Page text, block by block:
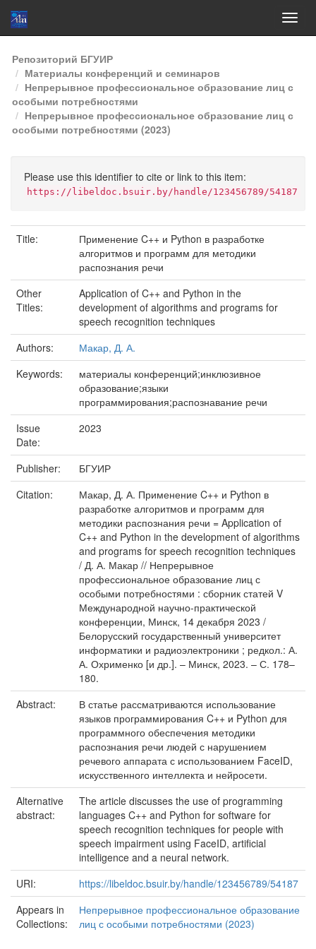
Skip
navigation
Репозиторий БГУИР
Материалы конференций и семинаров
Непрерывное профессиональное образование лиц с
особыми потребностями
Непрерывное профессиональное образование лиц с
особыми потребностями (2023)
Please use this identifier to cite or link to this item:
https://libeldoc.bsuir.by/handle/123456789/54187
Title:
Применение C++ и Python в разработке
алгоритмов и программ для методики
распознания речи
Other
Titles:
Application of C++ and Python in the
development of algorithms and programs for
speech recognition techniques
Authors:
Макар, Д. А.
Keywords:
материалы конференций;инклюзивное
образование;языки
программирования;распознавание речи
Issue
Date:
2023
Publisher:
БГУИР
Citation:
Макар, Д. А. Применение C++ и Python в
разработке алгоритмов и программ для
методики распознания речи = Application of
C++ and Python in the development of algorithms
and programs for speech recognition techniques
/ Д. А. Макар // Непрерывное
профессиональное образование лиц с
особыми потребностями : сборник статей V
Международной научно-практической
конференции, Минск, 14 декабря 2023 /
Белорусский государственный университет
информатики и радиоэлектроники ; редкол.: А.
А. Охрименко [и др.]. – Минск, 2023. – С. 178–
180.
Abstract:
В статье рассматриваются использование
языков программирования C++ и Python для
программного обеспечения методики
распознания речи людей с нарушением
речевого аппарата с использованием FaceID,
искусственного интеллекта и нейросети.
Alternative
abstract:
The article discusses the use of programming
languages C++ and Python for software for
speech recognition techniques for people with
speech impairment using FaceID, artificial
intelligence and a neural network.
URI:
https://libeldoc.bsuir.by/handle/123456789/54187
Appears in
Collections:
Непрерывное профессиональное образование
лиц с особыми потребностями (2023)